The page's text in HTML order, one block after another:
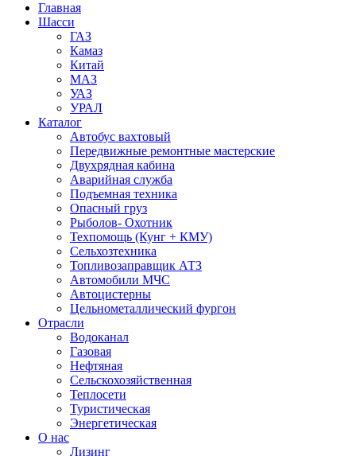
Главная
Шасси
ГАЗ
Камаз
Китай
МАЗ
УАЗ
УРАЛ
Каталог
Автобус вахтовый
Передвижные ремонтные мастерские
Двухрядная кабина
Аварийная служба
Подъемная техника
Опасный груз
Рыболов- Охотник
Техпомощь (Кунг + КМУ)
Сельхозтехника
Топливозаправщик АТЗ
Автомобили МЧС
Автоцистерны
Цельнометаллический фургон
Отрасли
Водоканал
Газовая
Нефтяная
Сельскохозяйственная
Теплосети
Туристическая
Энергетическая
О нас
Лизинг